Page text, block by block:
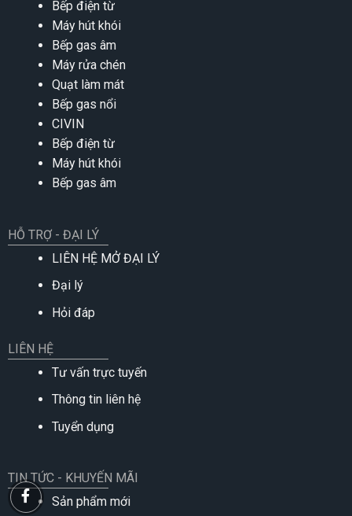
Bếp điện từ
Máy hút khói
Bếp gas âm
Máy rửa chén
Quạt làm mát
Bếp gas nổi
CIVIN
Bếp điện từ
Máy hút khói
Bếp gas âm
HỖ TRỢ - ĐẠI LÝ
LIÊN HỆ MỞ ĐẠI LÝ
Đại lý
Hỏi đáp
LIÊN HỆ
Tư vấn trực tuyến
Thông tin liên hệ
Tuyển dụng
TIN TỨC - KHUYẾN MÃI
Sản phẩm mới